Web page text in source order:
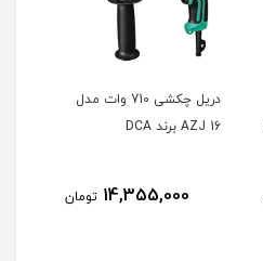
دریل چکشی 710 وات مدل
AZJ 16 برند DCA
14,355,000 تومان